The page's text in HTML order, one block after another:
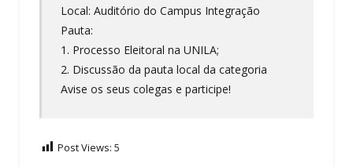
Local: Auditório do Campus Integração
Pauta:
1. Processo Eleitoral na UNILA;
2. Discussão da pauta local da categoria
Avise os seus colegas e participe!
Post Views: 5